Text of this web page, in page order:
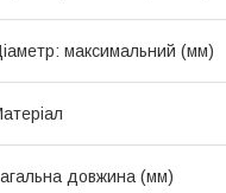
максимальний (мм)
довжина (мм)